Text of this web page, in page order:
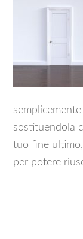
sostituendola
tuo fine
per potere